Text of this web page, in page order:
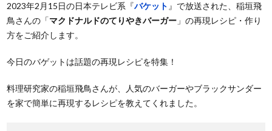
2023年2月15日の日本テレビ系『バケット 』で放送された、稲垣飛
鳥さんの「マクドナルドのてりやきバーガー 」の再現レシピ・作り
方をご紹介します。
今日のバゲットは話題の再現レシピを特集！
料理研究家の稲垣飛鳥さんが、人気のバーガーやブラックサンダー
を家で簡単に再現するレシピを教えてくれました。